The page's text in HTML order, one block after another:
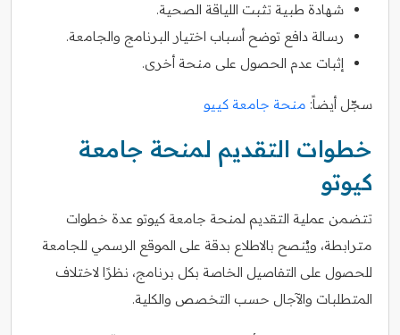
شهادة طبية تثبت اللياقة الصحية.
رسالة دافع توضح أسباب اختيار البرنامج والجامعة.
إثبات عدم الحصول على منحة أخرى.
سجّل أيضاً: منحة جامعة كييو
خطوات التقديم لمنحة جامعة
كيوتو
تتضمن عملية التقديم لمنحة جامعة كيوتو عدة خطوات
مترابطة، ويُنصح بالاطلاع بدقة على الموقع الرسمي للجامعة
للحصول على التفاصيل الخاصة بكل برنامج، نظرًا لاختلاف
المتطلبات والآجال حسب التخصص والكلية.